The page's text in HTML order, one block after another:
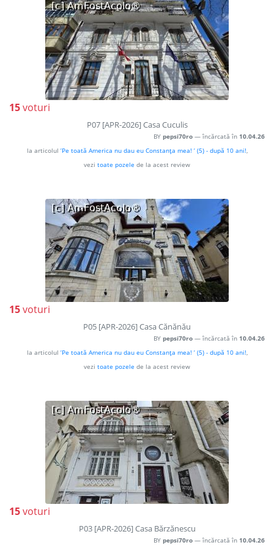
15voturi
P07 [APR-2026] Casa Cuculis
BY pepsi70ro — încărcată în 10.04.26
la articolul ’Pe toată America nu dau eu Constanţa mea! ’ (5) - după 10 ani!,
vezi toate pozele de la acest review
15voturi
P05 [APR-2026] Casa Cănănău
BY pepsi70ro — încărcată în 10.04.26
la articolul ’Pe toată America nu dau eu Constanţa mea! ’ (5) - după 10 ani!,
vezi toate pozele de la acest review
15voturi
P03 [APR-2026] Casa Bărzănescu
BY pepsi70ro — încărcată în 10.04.26